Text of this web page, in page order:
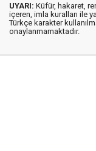
UYARI: Küfür, hakaret,
içeren, imla kuralları ile
Türkçe karakter
onaylanmamaktadır.